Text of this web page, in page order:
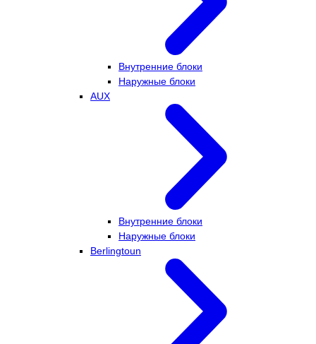
Внутренние блоки
Наружные блоки
AUX
Внутренние блоки
Наружные блоки
Berlingtoun